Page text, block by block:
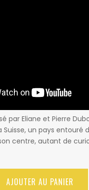
par Eliane et Pierre
Suisse, un pays entouré
centre, autant de
AJOUTER AU PANIER